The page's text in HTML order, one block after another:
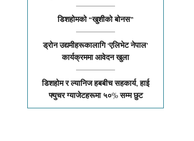
डिशहोमको “खुशीको बोनस”
ड्रोन उद्यमीहरूकालागि ‘एलिभेट नेपाल’
कार्यक्रममा आवेदन खुला
डिशहोम र ल्यानिज हबबीच सहकार्य, हाई
फ्युचर ग्याजेटहरूमा ५०% सम्म छुट